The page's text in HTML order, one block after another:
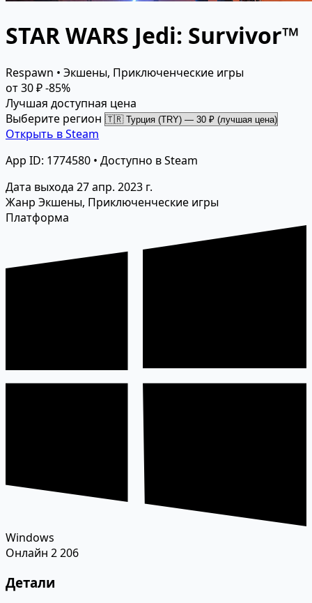
STAR WARS Jedi: Survivor™
Respawn • Экшены, Приключенческие игры
от 30 ₽-85%
Лучшая доступная цена
Выберите регион
Открыть в Steam
App ID: 1774580 • Доступно в Steam
Дата выхода 27 апр. 2023 г.
Жанр Экшены, Приключенческие игры
Платформа
Windows
Онлайн 2 206
Детали